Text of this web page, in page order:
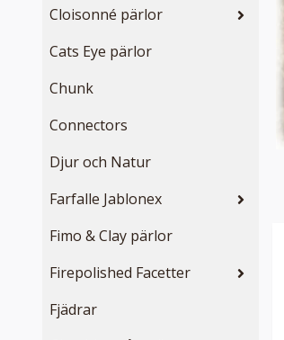
Cloisonné pärlor
Cats Eye pärlor
Chunk
Connectors
Djur och Natur
Farfalle Jablonex
Fimo & Clay pärlor
Firepolished Facetter
Fjädrar